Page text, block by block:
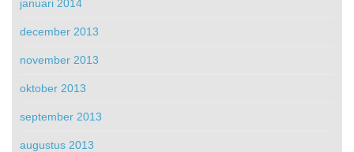
januari 2014
december 2013
november 2013
oktober 2013
september 2013
augustus 2013